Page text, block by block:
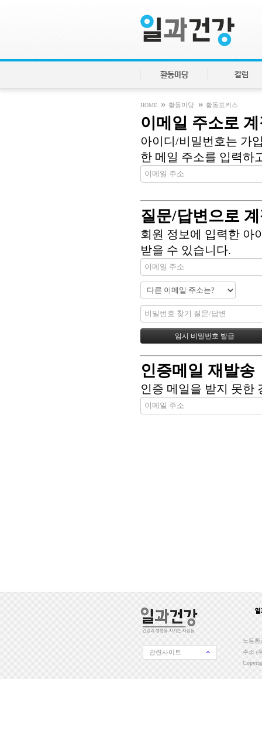
활동마당 칼럼
HOME » 활동마당 » 활동포커스
이메일 주소로
아이디/비밀번호는 가
한 메일 주소를 입력하
질문/답변으로
회원 정보에 입력한 아
받을 수 있습니다.
인증메일 재발송
인증 메일을 받지 못한
관련사이트
노동환
주소 (